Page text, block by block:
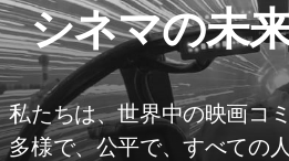
シネマの未
私たちは、世界中の映画コ
多様で、公平で、すべての